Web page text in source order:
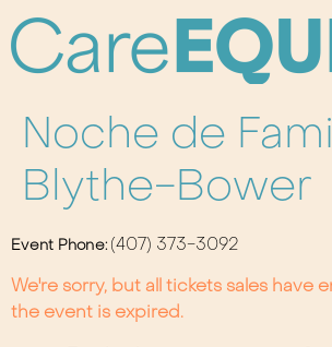
Noche de
Blythe-Bower
Event Phone: (407) 373-3092
We're sorry, but all tickets sales have
the event is expired.